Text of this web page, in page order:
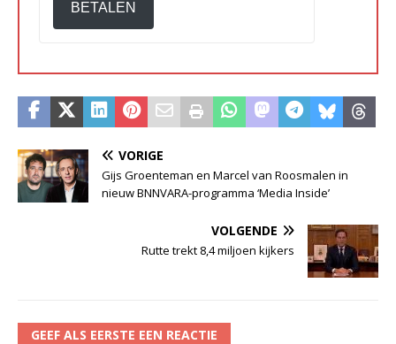
BETALEN
VORIGE
Gijs Groenteman en Marcel van Roosmalen in
nieuw BNNVARA-programma ‘Media Inside’
VOLGENDE
Rutte trekt 8,4 miljoen kijkers
GEEF ALS EERSTE EEN REACTIE